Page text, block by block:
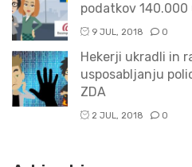
podatkov 140.000
9 JUL, 2018 0
Hekerji ukradli in
usposabljanju
ZDA
2 JUL, 2018 0